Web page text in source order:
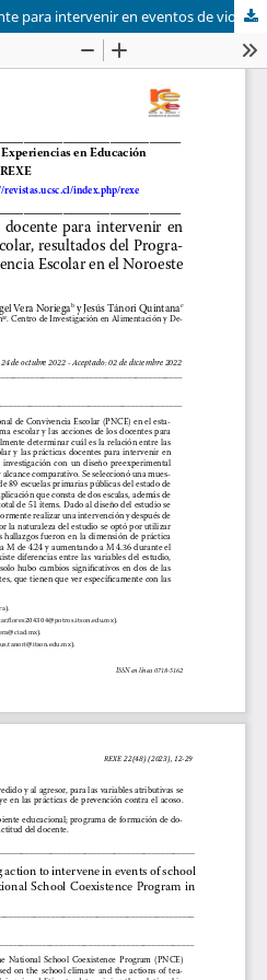
Clima escolar y acción docente para intervenir en eventos de violencia escolar, resultados del Programa Nacional de Convivencia Escolar en el Noroeste de México